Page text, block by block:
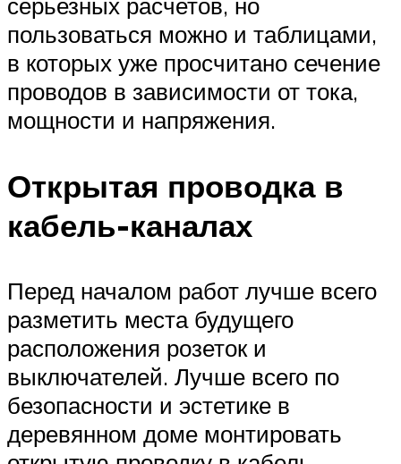
серьезных расчетов, но
пользоваться можно и таблицами,
в которых уже просчитано сечение
проводов в зависимости от тока,
мощности и напряжения.
Открытая проводка в
кабель-каналах
Перед началом работ лучше всего
разметить места будущего
расположения розеток и
выключателей. Лучше всего по
безопасности и эстетике в
деревянном доме монтировать